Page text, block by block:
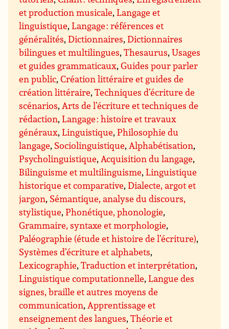
et production musicale,Langage et
linguistique,Langage : références et
généralités,Dictionnaires,Dictionnaires
bilingues et multilingues,Thesaurus,Usages
et guides grammaticaux,Guides pour parler
en public,Création littéraire et guides de
création littéraire,Techniques d’écriture de
scénarios,Arts de l’écriture et techniques de
rédaction,Langage : histoire et travaux
généraux,Linguistique,Philosophie du
langage, Sociolinguistique,Alphabétisation,
Psycholinguistique,Acquisition du langage,
Bilinguisme et multilinguisme,Linguistique
historique et comparative,Dialecte, argot et
jargon, Sémantique, analyse du discours,
stylistique,Phonétique, phonologie,
Grammaire, syntaxe et morphologie,
Paléographie (étude et histoire de l’écriture),
Systèmes d’écriture et alphabets,
Lexicographie,Traduction et interprétation,
Linguistique computationnelle,Langue des
signes, braille et autres moyens de
communication,Apprentissage et
enseignement des langues,Théorie et